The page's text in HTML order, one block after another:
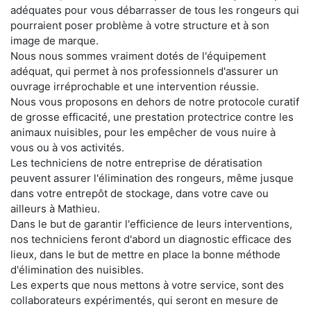
adéquates pour vous débarrasser de tous les rongeurs qui
pourraient poser problème à votre structure et à son
image de marque.
Nous nous sommes vraiment dotés de l'équipement
adéquat, qui permet à nos professionnels d'assurer un
ouvrage irréprochable et une intervention réussie.
Nous vous proposons en dehors de notre protocole curatif
de grosse efficacité, une prestation protectrice contre les
animaux nuisibles, pour les empêcher de vous nuire à
vous ou à vos activités.
Les techniciens de notre entreprise de dératisation
peuvent assurer l'élimination des rongeurs, même jusque
dans votre entrepôt de stockage, dans votre cave ou
ailleurs à Mathieu.
Dans le but de garantir l'efficience de leurs interventions,
nos techniciens feront d'abord un diagnostic efficace des
lieux, dans le but de mettre en place la bonne méthode
d'élimination des nuisibles.
Les experts que nous mettons à votre service, sont des
collaborateurs expérimentés, qui seront en mesure de